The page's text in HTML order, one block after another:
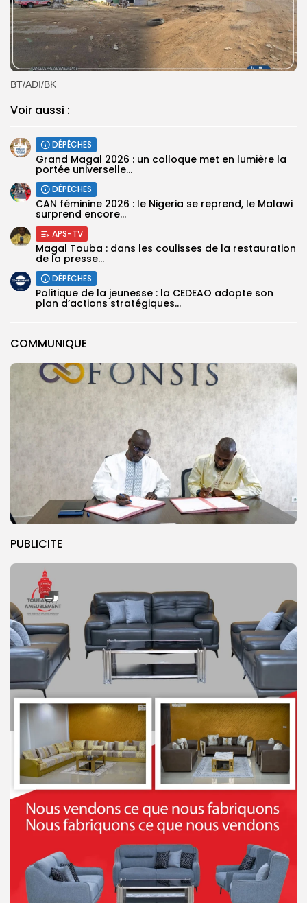
COMMUNIQUE
PUBLICITE
BT/ADI/BK
Voir aussi :
DÉPÊCHES
Grand Magal 2026 : un colloque met en lumière la
portée universelle...
DÉPÊCHES
‎CAN féminine 2026 : le Nigeria se reprend, le Malawi
surprend encore...
APS-TV
Magal Touba : dans les coulisses de la restauration
de la presse...
DÉPÊCHES
Politique de la jeunesse : la CEDEAO adopte son
plan d’actions stratégiques...